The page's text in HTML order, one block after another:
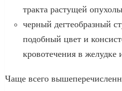
тракта растущей
черный дегтеобразный
подобный цвет и
кровотечения в
Чаще всего